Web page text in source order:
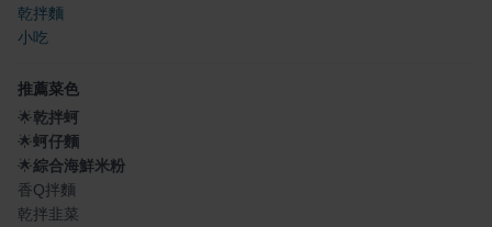
乾拌麵
小吃
推薦菜色
🌟乾拌蚵
🌟蚵仔麵
🌟綜合海鮮米粉
香Q拌麵
乾拌韭菜